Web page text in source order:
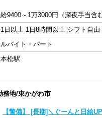
給9400～1万3000円（深夜手当含む
バイト・パート
松駅
地/東かがわ市
【警備】 [長期]＼ぐーんと日給